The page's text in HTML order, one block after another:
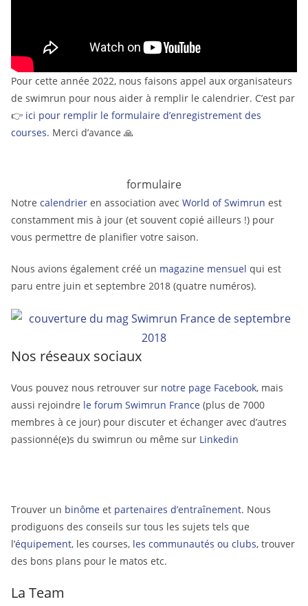
Pour cette année 2022, nous faisons appel aux organisateurs
de swimrun pour nous aider à remplir le calendrier. C’est par
👉 ici pour remplir le formulaire d’enregistrement des
courses. Merci d’avance 🙏
formulaire
Notre calendrier en association avec World of Swimrun est
constamment mis à jour (et souvent copié ailleurs !) pour
vous permettre de planifier votre saison.
Nous avions également créé un magazine mensuel qui est
paru entre juin et septembre 2018 (quatre numéros).
Nos réseaux sociaux
Vous pouvez nous retrouver sur notre page Facebook, mais
aussi rejoindre le forum Swimrun France (plus de 7000
membres à ce jour) pour discuter et échanger avec d’autres
passionné(e)s du swimrun ou même sur Linkedin
Trouver un binôme et partenaires d’entraînement. Nous
prodiguons des conseils sur tous les sujets tels que
l’équipement, les courses, les communautés ou clubs, trouver
des bons plans pour le matos etc.
La Team